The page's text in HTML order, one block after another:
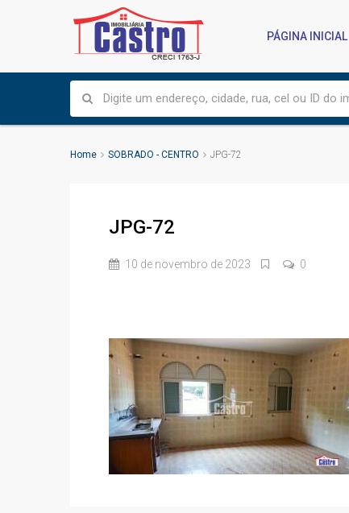
PÁGINA INICIAL
Home SOBRADO - CENTRO JPG-72
JPG-72
10 de novembro de 2023 0